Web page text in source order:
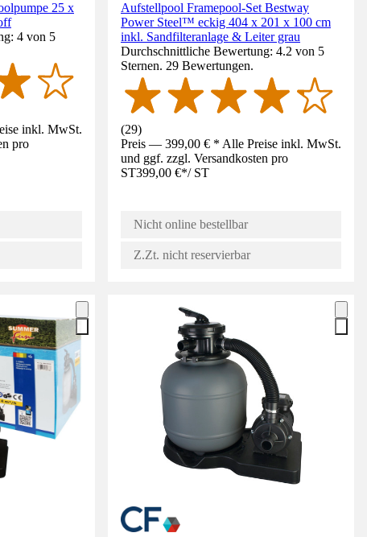
25 x
4 von 5
inkl. MwSt.
pro
Aufstellpool Framepool-Set Bestway
Power Steel™ eckig 404 x 201 x 100 cm
inkl. Sandfilteranlage & Leiter grau
Durchschnittliche Bewertung: 4.2 von 5
Sternen. 29 Bewertungen.
(29)
Preis — 399,00 € * Alle Preise inkl. MwSt.
und ggf. zzgl. Versandkosten pro
ST399,00 €*/ ST
Nicht online bestellbar
Z.Zt. nicht reservierbar